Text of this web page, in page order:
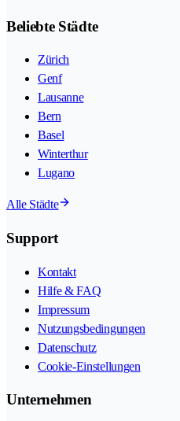
Beliebte Städte
Zürich
Genf
Lausanne
Bern
Basel
Winterthur
Lugano
Alle Städte
Support
Kontakt
Hilfe & FAQ
Impressum
Nutzungsbedingungen
Datenschutz
Cookie-Einstellungen
Unternehmen